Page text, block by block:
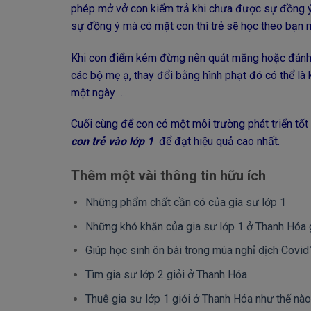
phép mở vở con kiểm trả khi chưa được sự đồng
sự đồng ý mà có mặt con thì trẻ sẽ học theo bạn
Khi con điểm kém đừng nên quát mắng hoặc
các bộ mẹ ạ, thay đổi bằng hình phạt đó có thể
một ngày ….
Cuối cùng để con có một môi trường phát triển
con trẻ vào lớp 1 để đạt hiệu quả cao nhất.
Thêm một vài thông tin hữu ích
Những phẩm chất cần có của gia sư lớp 1
Những khó khăn của gia sư lớp 1 ở Thanh
Giúp học sinh ôn bài trong mùa nghỉ dịch
Tìm gia sư lớp 2 giỏi ở Thanh Hóa
Thuê gia sư lớp 1 giỏi ở Thanh Hóa như thế